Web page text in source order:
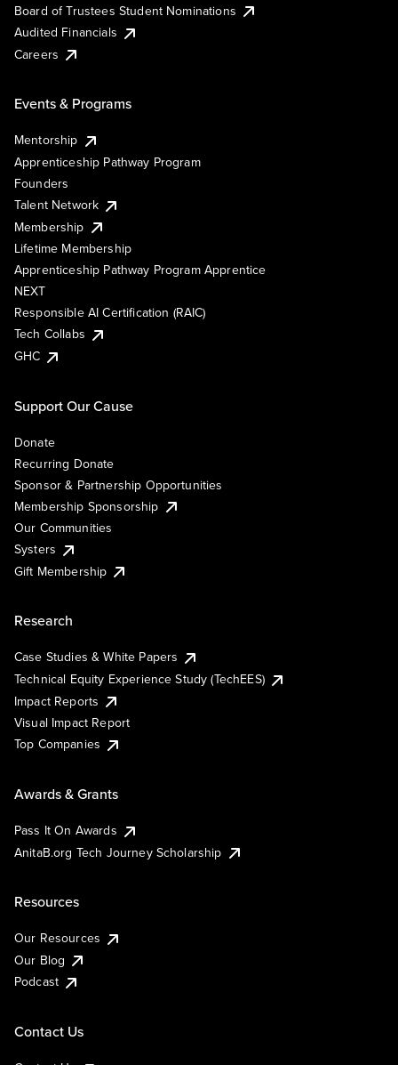
Board of Trustees Student Nominations
Audited Financials
Careers
Events & Programs
Mentorship
Apprenticeship Pathway Program
Founders
Talent Network
Membership
Lifetime Membership
Apprenticeship Pathway Program Apprentice
NEXT
Responsible AI Certification (RAIC)
Tech Collabs
GHC
Support Our Cause
Donate
Recurring Donate
Sponsor & Partnership Opportunities
Membership Sponsorship
Our Communities
Systers
Gift Membership
Research
Case Studies & White Papers
Technical Equity Experience Study (TechEES)
Impact Reports
Visual Impact Report
Top Companies
Awards & Grants
Pass It On Awards
AnitaB.org Tech Journey Scholarship
Resources
Our Resources
Our Blog
Podcast
Contact Us